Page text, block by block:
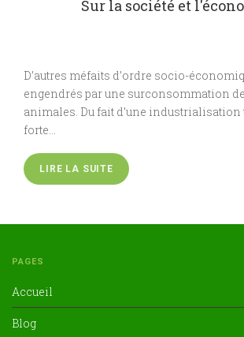
Sur la société et
D’autres méfaits d’ordre socio-
engendrés par une surconsommation
animales. Du fait d’une industrialisation
forte…
LIRE LA SUITE
PAGES
Accueil
Blog